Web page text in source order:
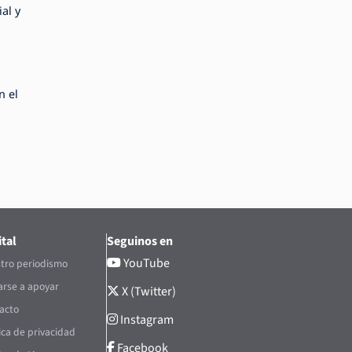
y
el
periodismo
a apoyar
de privacidad
Seguinos en
YouTube
X (Twitter)
Instagram
Facebook